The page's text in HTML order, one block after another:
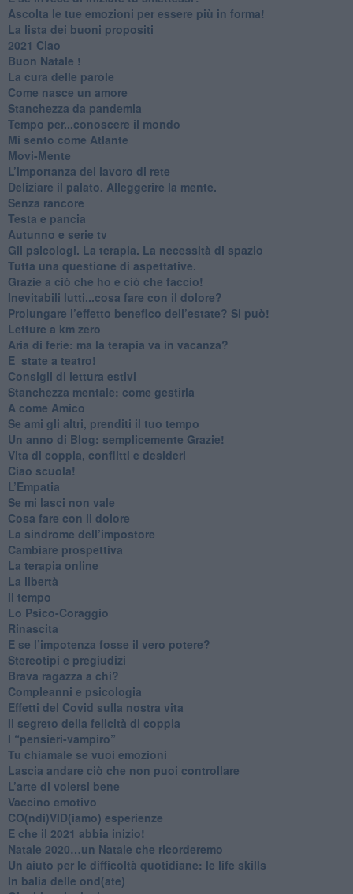
​Ascolta le tue emozioni per essere più in forma!
​La lista dei buoni propositi
2021 Ciao
Buon Natale !
​La cura delle parole
​Come nasce un amore
Stanchezza da pandemia
​Tempo per...conoscere il mondo
​Mi sento come Atlante
​Movi-Mente
​L’importanza del lavoro di rete
​Deliziare il palato. Alleggerire la mente.
​Senza rancore
​Testa e pancia
​Autunno e serie tv
​Gli psicologi. La terapia. La necessità di spazio
​Tutta una questione di aspettative.
​Grazie a ciò che ho e ciò che faccio!
​Inevitabili lutti...cosa fare con il dolore?
Prolungare l’effetto benefico dell’estate? Si può!
​Letture a km zero
​Aria di ferie: ma la terapia va in vacanza?
​E_state a teatro!
​Consigli di lettura estivi
​Stanchezza mentale: come gestirla
​A come Amico
​Se ami gli altri, prenditi il tuo tempo
​Un anno di Blog: semplicemente Grazie!
​Vita di coppia, conflitti e desideri
​Ciao scuola!
​L’Empatia
​Se mi lasci non vale
Cosa fare con il dolore
​La sindrome dell’impostore
​Cambiare prospettiva
La terapia online
La libertà
​Il tempo
​Lo Psico-Coraggio
Rinascita
​E se l’impotenza fosse il vero potere?
Stereotipi e pregiudizi
​Brava ragazza a chi?
​Compleanni e psicologia
Effetti del Covid sulla nostra vita
Il segreto della felicità di coppia
​I “pensieri-vampiro”
​Tu chiamale se vuoi emozioni
​Lascia andare ciò che non puoi controllare
L’arte di volersi bene
​Vaccino emotivo
CO(ndi)VID(iamo) esperienze
​E che il 2021 abbia inizio!
​Natale 2020…un Natale che ricorderemo
Un aiuto per le difficoltà quotidiane: le life skills
​In balia delle ond(ate)